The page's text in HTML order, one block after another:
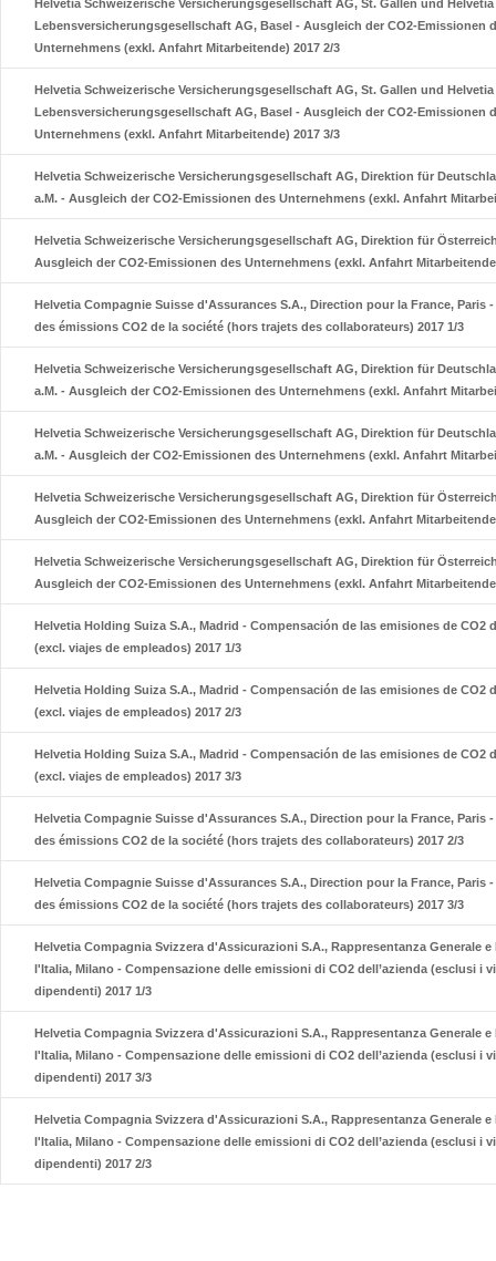
Helvetia Schweizerische Versicherungsgesellschaft AG, St. Gallen und
Lebensversicherungsgesellschaft AG, Basel - Ausgleich der CO2-Emissionen
Unternehmens (exkl. Anfahrt Mitarbeitende) 2017 2/3
Helvetia Schweizerische Versicherungsgesellschaft AG, St. Gallen und
Lebensversicherungsgesellschaft AG, Basel - Ausgleich der CO2-Emissionen
Unternehmens (exkl. Anfahrt Mitarbeitende) 2017 3/3
Helvetia Schweizerische Versicherungsgesellschaft AG, Direktion für
a.M. - Ausgleich der CO2-Emissionen des Unternehmens (exkl. Anfahrt
Helvetia Schweizerische Versicherungsgesellschaft AG, Direktion für
Ausgleich der CO2-Emissionen des Unternehmens (exkl. Anfahrt
Helvetia Compagnie Suisse d'Assurances S.A., Direction pour la France, Paris
des émissions CO2 de la société (hors trajets des collaborateurs) 2017 1/3
Helvetia Schweizerische Versicherungsgesellschaft AG, Direktion für
a.M. - Ausgleich der CO2-Emissionen des Unternehmens (exkl. Anfahrt
Helvetia Schweizerische Versicherungsgesellschaft AG, Direktion für
a.M. - Ausgleich der CO2-Emissionen des Unternehmens (exkl. Anfahrt
Helvetia Schweizerische Versicherungsgesellschaft AG, Direktion für
Ausgleich der CO2-Emissionen des Unternehmens (exkl. Anfahrt
Helvetia Schweizerische Versicherungsgesellschaft AG, Direktion für
Ausgleich der CO2-Emissionen des Unternehmens (exkl. Anfahrt
Helvetia Holding Suiza S.A., Madrid - Compensación de las emisiones de CO2
(excl. viajes de empleados) 2017 1/3
Helvetia Holding Suiza S.A., Madrid - Compensación de las emisiones de CO2
(excl. viajes de empleados) 2017 2/3
Helvetia Holding Suiza S.A., Madrid - Compensación de las emisiones de CO2
(excl. viajes de empleados) 2017 3/3
Helvetia Compagnie Suisse d'Assurances S.A., Direction pour la France, Paris
des émissions CO2 de la société (hors trajets des collaborateurs) 2017 2/3
Helvetia Compagnie Suisse d'Assurances S.A., Direction pour la France, Paris
des émissions CO2 de la société (hors trajets des collaborateurs) 2017 3/3
Helvetia Compagnia Svizzera d'Assicurazioni S.A., Rappresentanza Generale e
l'Italia, Milano - Compensazione delle emissioni di CO2 dell’azienda (esclusi i
dipendenti) 2017 1/3
Helvetia Compagnia Svizzera d'Assicurazioni S.A., Rappresentanza Generale e
l'Italia, Milano - Compensazione delle emissioni di CO2 dell’azienda (esclusi i
dipendenti) 2017 3/3
Helvetia Compagnia Svizzera d'Assicurazioni S.A., Rappresentanza Generale e
l'Italia, Milano - Compensazione delle emissioni di CO2 dell’azienda (esclusi i
dipendenti) 2017 2/3